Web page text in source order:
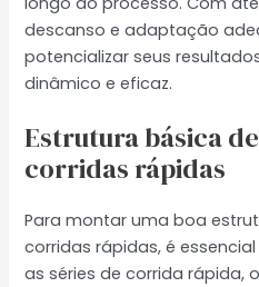
descanso e adaptação
potencializar seus
dinâmico e eficaz.
Estrutura básica
corridas rápidas
Para montar uma boa
corridas rápidas, é
as séries de corrida rápida,